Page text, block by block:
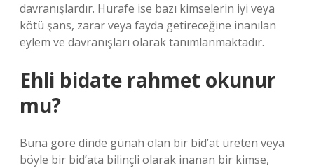
davranışlardır. Hurafe ise bazı kimselerin iyi veya
kötü şans, zarar veya fayda getireceğine inanılan
eylem ve davranışları olarak tanımlanmaktadır.
Ehli bidate rahmet okunur
mu?
Buna göre dinde günah olan bir bid’at üreten veya
böyle bir bid’ata bilinçli olarak inanan bir kimse,